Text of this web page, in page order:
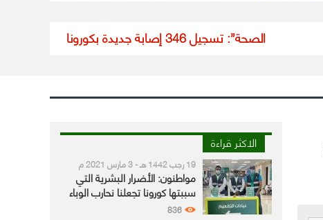
“الصحة”: تسجيل 346 إصابة جديدة بكورونا خلال الـ24 ساعة الماضية
الاكثر قراءة
19 رجب 1442 هـ - 3 مارس 2021 م
مواطنون: الأضرار البشرية التي
سببتها كورونا تجعلنا نحارب الوباء
836